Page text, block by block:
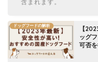
含まれます。
ドッグフードの解析
【
ッグ
可否を